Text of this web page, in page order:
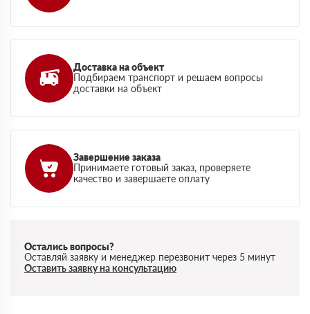
Доставка на объект
Подбираем транспорт и решаем вопросы
доставки на объект
Завершение заказа
Принимаете готовый заказ, проверяете
качество и завершаете оплату
Остались вопросы?
Оставляй заявку и менеджер перезвонит через 5 минут
Оставить заявку на консультацию